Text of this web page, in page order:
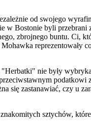
od swojego
w Bostonie byli
zbrojnego buntu. Ci,
reprezentowały
"Herbatki" nie były
podatkowi
się zastanawiać, czy u
sztychów,